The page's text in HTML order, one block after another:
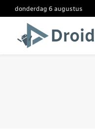
donderdag 6 augustus